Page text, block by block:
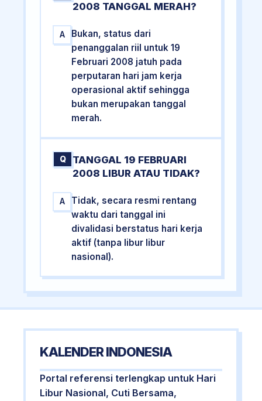
2008 TANGGAL MERAH?
A
Bukan, status dari
penanggalan riil untuk 19
Februari 2008 jatuh pada
perputaran hari jam kerja
operasional aktif sehingga
bukan merupakan tanggal
merah.
Q
TANGGAL 19 FEBRUARI
2008 LIBUR ATAU TIDAK?
A
Tidak, secara resmi rentang
waktu dari tanggal ini
divalidasi berstatus hari kerja
aktif (tanpa libur libur
nasional).
KALENDER INDONESIA
Portal referensi terlengkap untuk Hari
Libur Nasional, Cuti Bersama,